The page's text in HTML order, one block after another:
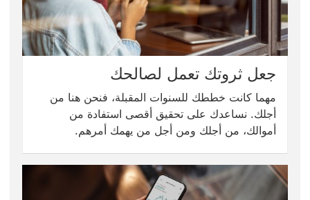
جعل ثروتك تعمل لصالحك
مهما كانت خططك للسنوات المقبلة، فنحن هنا من
أجلك. نساعدك على تحقيق أقصى استفادة من
أموالك، من أجلك ومن أجل من يهمك أمرهم.